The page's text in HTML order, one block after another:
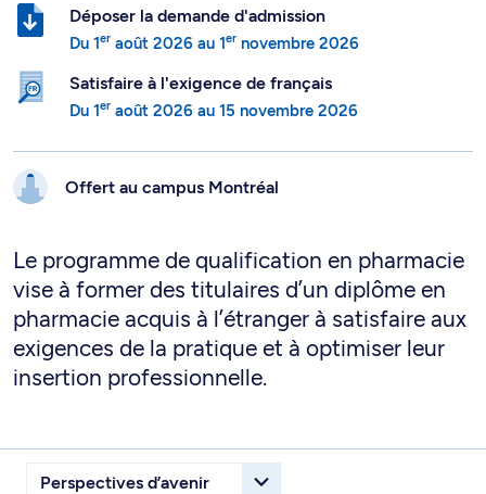
Déposer la demande d'admission
Du 1er août 2026 au 1er novembre 2026
Satisfaire à l'exigence de français
Du 1er août 2026 au 15 novembre 2026
Offert au campus Montréal
Le programme de qualification en pharmacie
vise à former des titulaires d’un diplôme en
pharmacie acquis à l’étranger à satisfaire aux
exigences de la pratique et à optimiser leur
insertion professionnelle.